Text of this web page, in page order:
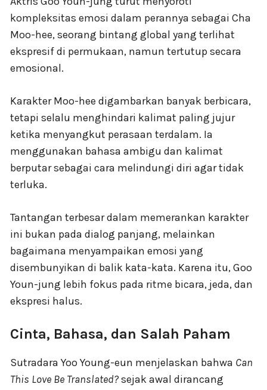
kompleksitas emosi dalam perannya sebagai Cha
Moo-hee, seorang bintang global yang terlihat
ekspresif di permukaan, namun tertutup secara
emosional.
Karakter Moo-hee digambarkan banyak berbicara,
tetapi selalu menghindari kalimat paling jujur
ketika menyangkut perasaan terdalam. Ia
menggunakan bahasa ambigu dan kalimat
berputar sebagai cara melindungi diri agar tidak
terluka.
Tantangan terbesar dalam memerankan karakter
ini bukan pada dialog panjang, melainkan
bagaimana menyampaikan emosi yang
disembunyikan di balik kata-kata. Karena itu, Goo
Youn-jung lebih fokus pada ritme bicara, jeda, dan
ekspresi halus.
Cinta, Bahasa, dan Salah Paham
Sutradara Yoo Young-eun menjelaskan bahwa Can
This Love Be Translated?sejak awal dirancang